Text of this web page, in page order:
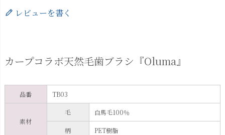
レビューを書く
カープコラボ天然毛歯ブラシ『Oluma』
品番 TB03
素材
毛 白馬毛100％
柄 PET樹脂